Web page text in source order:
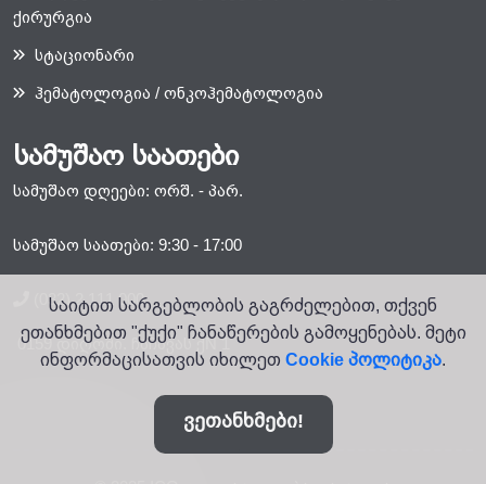
ქირურგია
სტაციონარი
ჰემატოლოგია / ონკოჰემატოლოგია
სამუშაო საათები
სამუშაო დღეები: ორშ. - პარ.
სამუშაო საათები: 9:30 - 17:00
(032) 2 111 000
0159 დიღომი. ჩაჩავას ქN 1
საიტით სარგებლობის გაგრძელებით, თქვენ
ეთანხმებით "ქუქი" ჩანაწერების გამოყენებას. მეტი
ინფორმაცისათვის იხილეთ Cookie პოლიტიკა.
ვეთანხმები!